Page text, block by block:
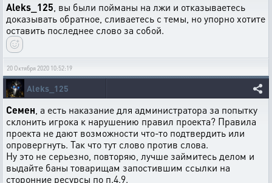
Aleks_125 , вы были пойманы на лжи и отказываетесь
доказывать обратное, сливаетесь с темы, но упорно хотите
оставить последнее слово за собой.
20 Октября 2020 10:52:19
Aleks_125
Семен , а есть наказание для администратора за попытку
склонить игрока к нарушению правил проекта? Правила
проекта не дают возможности что-то подтвердить или
опровергнуть. Так что тут слово против слова.
Ну это не серьезно, повторяю, лучше займитесь делом и
выдайте баны товарищам запостившим ссылки на
сторонние ресурсы по п.4.9.